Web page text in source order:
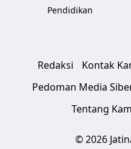
Pendidikan
Redaksi Kontak
Pedoman Media
Tentang
© 2026